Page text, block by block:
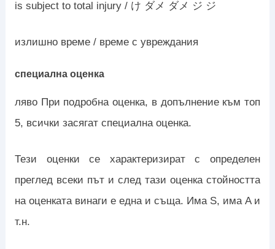
is subject to total injury / け ダメ ダメ ジ ジ
излишно време / време с увреждания
специална оценка
ляво При подробна оценка, в допълнение към топ
5, всички засягат специална оценка.
Тези оценки се характеризират с определен
преглед всеки път и след тази оценка стойността
на оценката винаги е една и съща. Има S, има A и
т.н.